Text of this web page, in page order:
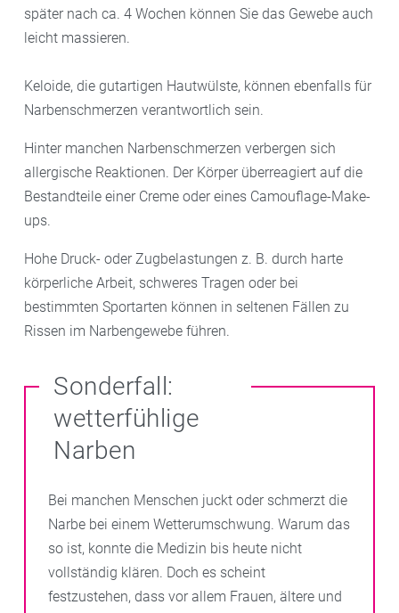
später nach ca. 4 Wochen können Sie das Gewebe auch
leicht massieren.
Keloide, die gutartigen Hautwülste, können ebenfalls für
Narbenschmerzen verantwortlich sein.
Hinter manchen Narbenschmerzen verbergen sich
allergische Reaktionen. Der Körper überreagiert auf die
Bestandteile einer Creme oder eines Camouflage-Make-
ups.
Hohe Druck- oder Zugbelastungen z. B. durch harte
körperliche Arbeit, schweres Tragen oder bei
bestimmten Sportarten können in seltenen Fällen zu
Rissen im Narbengewebe führen.
Sonderfall:
wetterfühlige
Narben
Bei manchen Menschen juckt oder schmerzt die
Narbe bei einem Wetterumschwung. Warum das
so ist, konnte die Medizin bis heute nicht
vollständig klären. Doch es scheint
festzustehen, dass vor allem Frauen, ältere und